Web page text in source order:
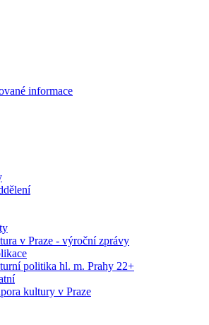
informace
v Praze - výroční zprávy
politika hl. m. Prahy 22+
kultury v Praze